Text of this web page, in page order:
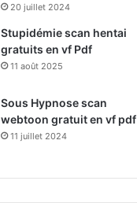
20 juillet 2024
Stupidémie scan hentai
gratuits en vf Pdf
11 août 2025
Sous Hypnose scan
webtoon gratuit en vf pdf
11 juillet 2024